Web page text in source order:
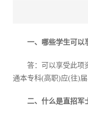
一、哪些学生可以
答：可以享受此项
通本专科(高职)应(往)
二、什么是直招军